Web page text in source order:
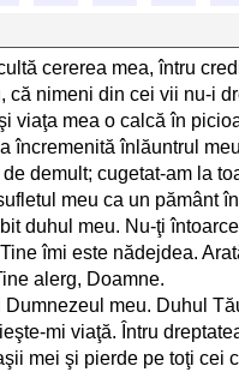
cererea mea, întru
că nimeni din cei vii nu-i
viaţa mea o calcă în
încremenită înlăuntrul
demult; cugetat-am la
meu ca un pământ
duhul meu. Nu-ţi
îmi este nădejdea.
alerg, Doamne.
Dumnezeul meu. Duhul
mi viaţă. Întru
mei şi pierde pe toţi cei